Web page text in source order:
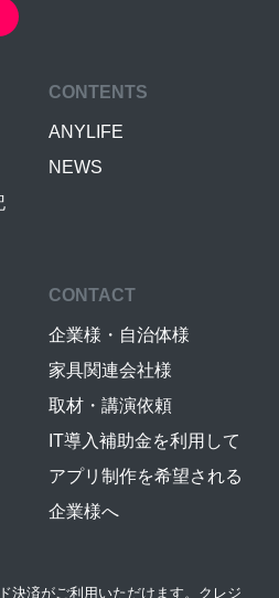
CONTENTS
ANYLIFE
NEWS
CONTACT
企業様・自治体様
家具関連会社様
取材・講演依頼
IT導入補助金を利用して
アプリ制作を希望される
企業様へ
決済がご利用いただけます。クレジ